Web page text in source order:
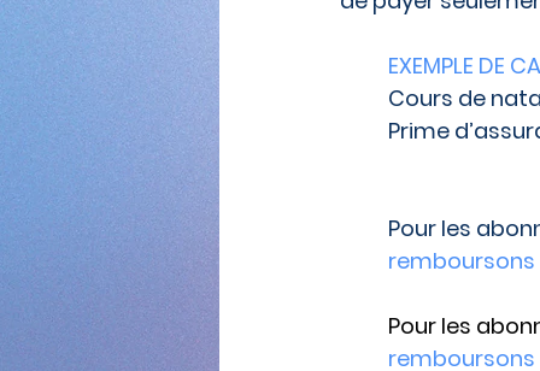
EXEMPLE DE
Cours de
Prime
Pour les
remboursons
Pour les
remboursons